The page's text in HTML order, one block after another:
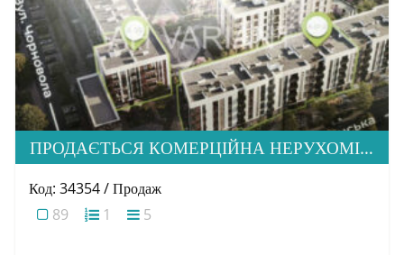
ПРОДАЄТЬСЯ КОМЕРЦІЙНА НЕРУХОМІСТЬ, ЖК НОВА СТОРОЖНИЦЯ
Код: 34354 / Продаж
89
1 5